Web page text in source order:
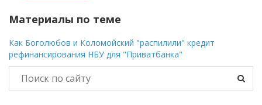
Материалы по теме
Как Боголюбов и Коломойский "распилили" кредит
рефинансирования НБУ для "Приватбанка"